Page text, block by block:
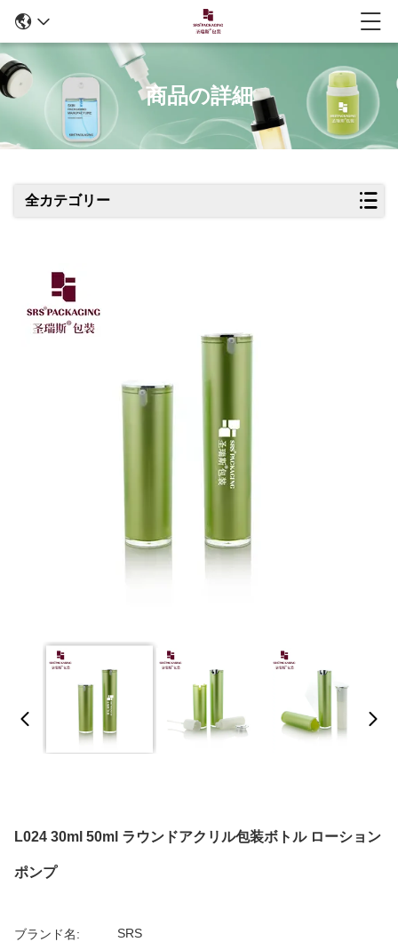
商品の詳細
全カテゴリー
L024 30ml 50ml ラウンドアクリル包装ボトル ローション
ポンプ
ブランド名: SRS